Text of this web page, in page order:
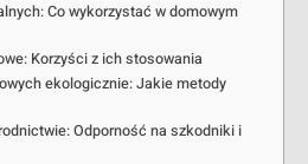
Co wykorzystać w domowym
Korzyści z ich stosowania
ekologicznie: Jakie metody
Odporność na szkodniki i